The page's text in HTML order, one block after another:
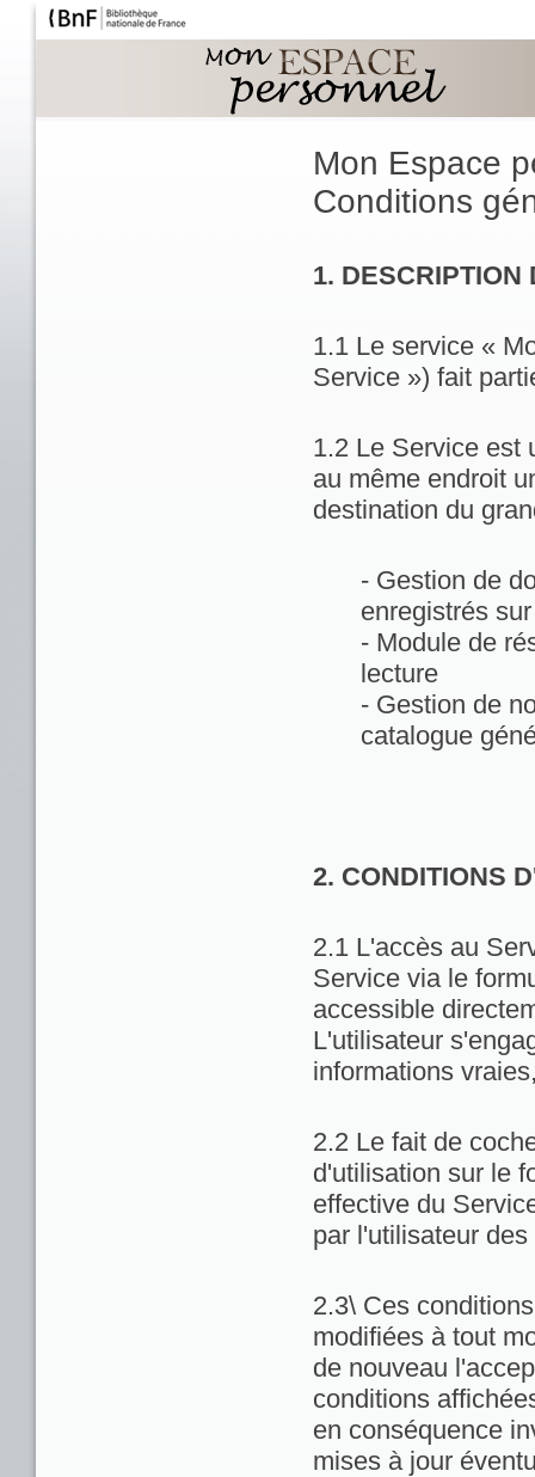
Mon Espace
Conditions
1. DESCRIPTION
1.1 Le service «
Service ») fait
1.2 Le Service est
au même endroit
destination du
- Gestion de
enregistrés
- Module de
lecture
- Gestion de
catalogue
2. CONDITIONS
2.1 L'accès au
Service via le
accessible
L'utilisateur
informations
2.2 Le fait de
d'utilisation sur le
effective du
par l'utilisateur
2.3\ Ces
modifiées à tout
de nouveau
conditions
en conséquence
mises à jour